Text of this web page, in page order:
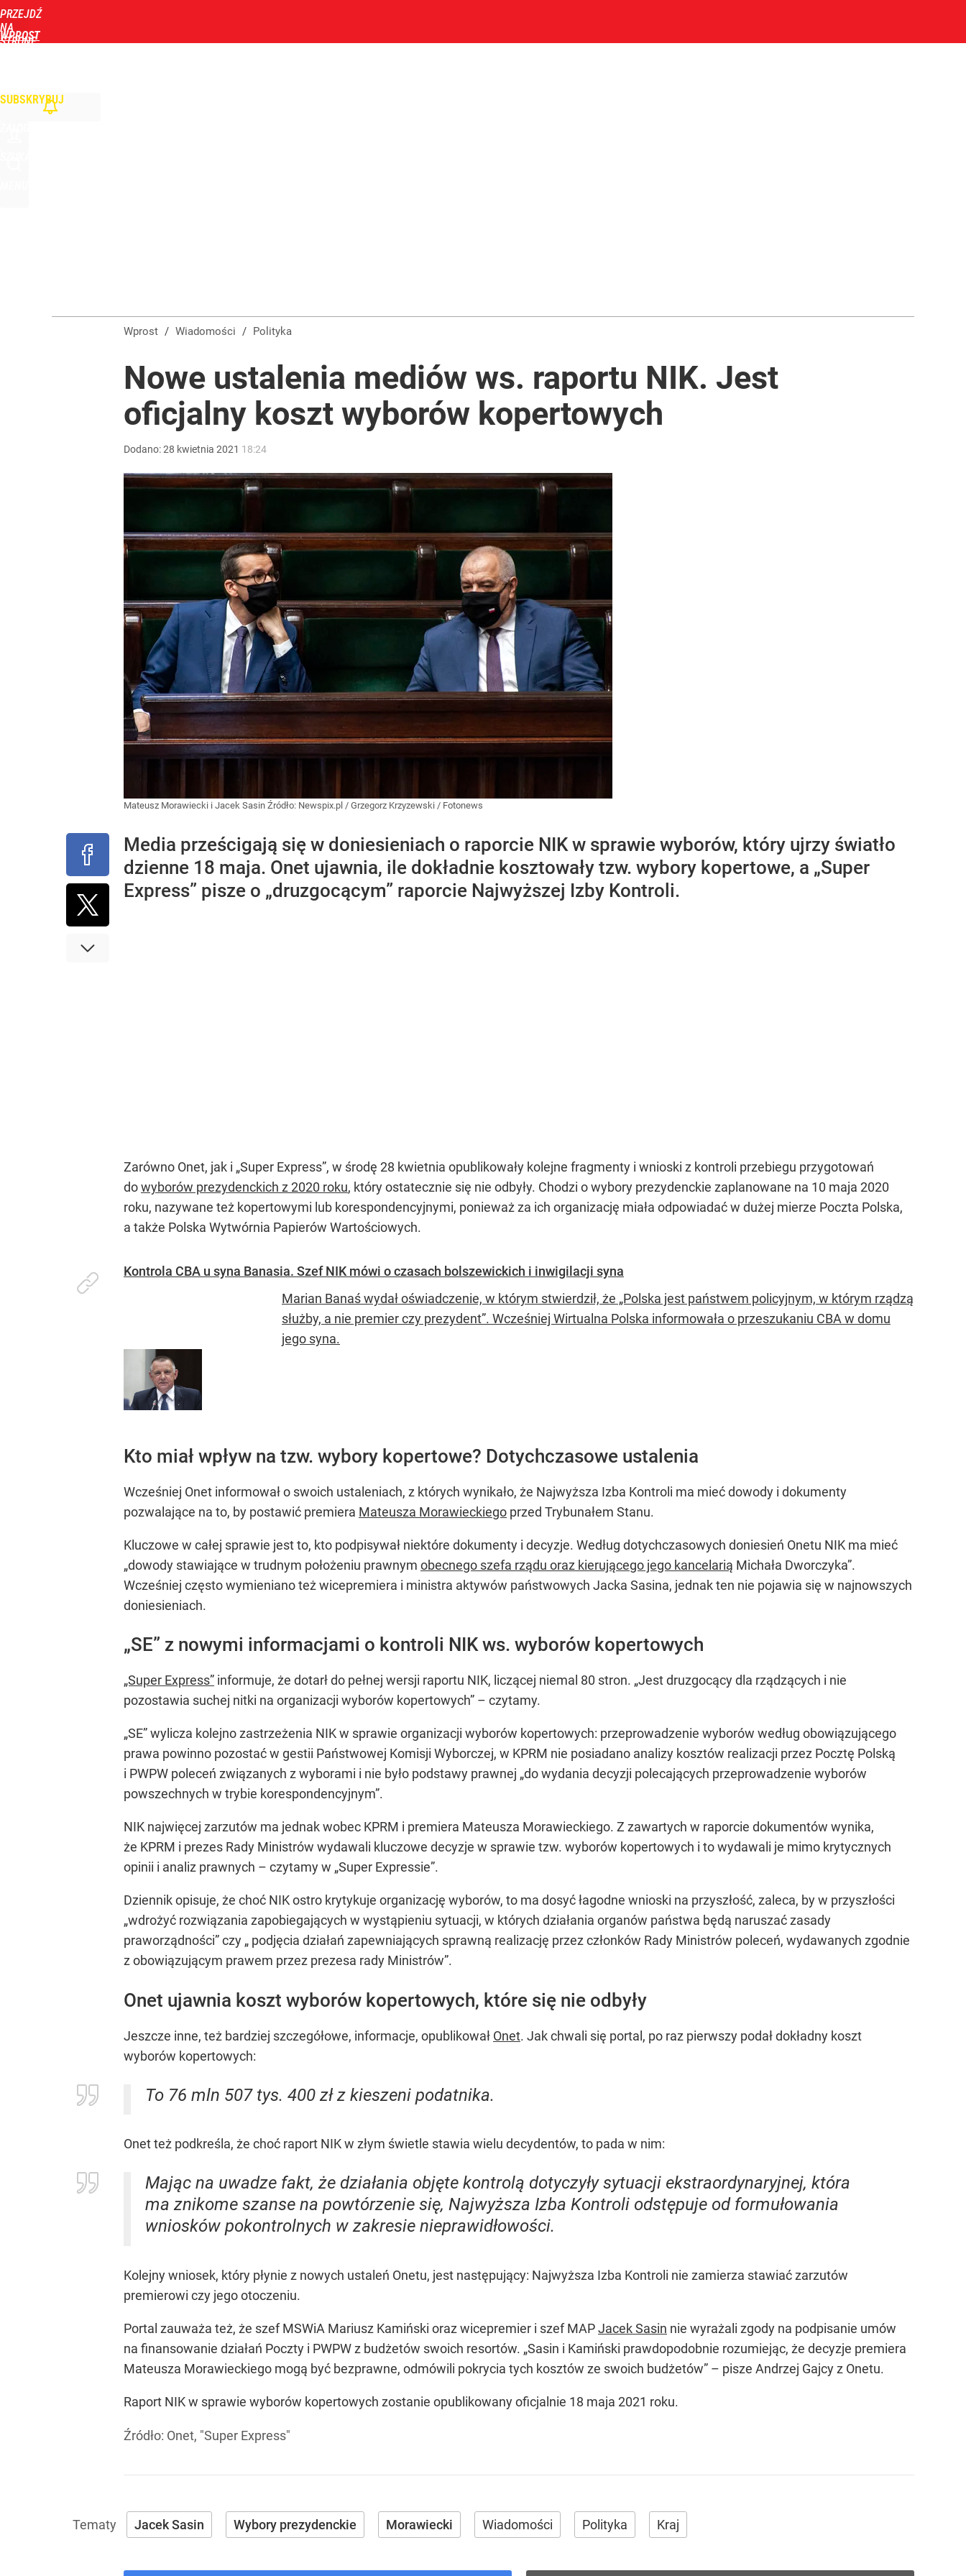
PRZEJDŹ
NA
STRONĘ
WPROST
SUBSKRYBUJ
Wprost / Wiadomości / Polityka
Nowe ustalenia mediów ws. raportu NIK. Jest
oficjalny koszt wyborów kopertowych
Dodano:28 kwietnia 2021 18:24
Mateusz Morawiecki i Jacek Sasin Źródło: Newspix.pl / Grzegorz Krzyzewski / Fotonews
Media prześcigają się w doniesieniach o raporcie NIK w sprawie wyborów, który ujrzy światło
dzienne 18 maja. Onet ujawnia, ile dokładnie kosztowały tzw. wybory kopertowe, a „Super
Express” pisze o „druzgocącym” raporcie Najwyższej Izby Kontroli.
Zarówno Onet, jak i „Super Express”, w środę 28 kwietnia opublikowały kolejne fragmenty i wnioski z kontroli przebiegu przygotowań
dowyborów prezydenckich z 2020 roku, który ostatecznie się nie odbyły. Chodzi o wybory prezydenckie zaplanowane na 10 maja 2020
roku, nazywane też kopertowymi lub korespondencyjnymi, ponieważ za ich organizację miała odpowiadać w dużej mierze Poczta Polska,
a także Polska Wytwórnia Papierów Wartościowych.
Kontrola CBA u syna Banasia. Szef NIK mówi o czasach bolszewickich i inwigilacji syna
Marian Banaś wydał oświadczenie, w którym stwierdził, że „Polska jest państwem policyjnym, w którym rządzą
służby, a nie premier czy prezydent”. Wcześniej Wirtualna Polska informowała o przeszukaniu CBA w domu
jego syna.
Kto miał wpływ na tzw. wybory kopertowe? Dotychczasowe ustalenia
Wcześniej Onet informował o swoich ustaleniach, z których wynikało, że Najwyższa Izba Kontroli ma mieć dowody i dokumenty
pozwalające na to, by postawić premiera Mateusza Morawieckiego przed Trybunałem Stanu.
Kluczowe w całej sprawie jest to, kto podpisywał niektóre dokumenty i decyzje. Według dotychczasowych doniesień Onetu NIK ma mieć
„dowody stawiające w trudnym położeniu prawnym obecnego szefa rządu oraz kierującego jego kancelarią Michała Dworczyka”.
Wcześniej często wymieniano też wicepremiera i ministra aktywów państwowych Jacka Sasina, jednak ten nie pojawia się w najnowszych
doniesieniach.
„SE” z nowymi informacjami o kontroli NIK ws. wyborów kopertowych
„Super Express” informuje, że dotarł do pełnej wersji raportu NIK, liczącej niemal 80 stron. „Jest druzgocący dla rządzących i nie
pozostawia suchej nitki na organizacji wyborów kopertowych” – czytamy.
„SE” wylicza kolejno zastrzeżenia NIK w sprawie organizacji wyborów kopertowych: przeprowadzenie wyborów według obowiązującego
prawa powinno pozostać w gestii Państwowej Komisji Wyborczej, w KPRM nie posiadano analizy kosztów realizacji przez Pocztę Polską
i PWPW poleceń związanych z wyborami i nie było podstawy prawnej „do wydania decyzji polecających przeprowadzenie wyborów
powszechnych w trybie korespondencyjnym”.
NIK najwięcej zarzutów ma jednak wobec KPRM i premiera Mateusza Morawieckiego. Z zawartych w raporcie dokumentów wynika,
że KPRM i prezes Rady Ministrów wydawali kluczowe decyzje w sprawie tzw. wyborów kopertowych i to wydawali je mimo krytycznych
opinii i analiz prawnych – czytamy w „Super Expressie”.
Dziennik opisuje, że choć NIK ostro krytykuje organizację wyborów, to ma dosyć łagodne wnioski na przyszłość, zaleca, by w przyszłości
„wdrożyć rozwiązania zapobiegających w wystąpieniu sytuacji, w których działania organów państwa będą naruszać zasady
praworządności” czy „ podjęcia działań zapewniających sprawną realizację przez członków Rady Ministrów poleceń, wydawanych zgodnie
z obowiązującym prawem przez prezesa rady Ministrów”.
Onet ujawnia koszt wyborów kopertowych, które się nie odbyły
Jeszcze inne, też bardziej szczegółowe, informacje, opublikował Onet. Jak chwali się portal, po raz pierwszy podał dokładny koszt
wyborów kopertowych:
To 76 mln 507 tys. 400 zł z kieszeni podatnika.
Onet też podkreśla, że choć raport NIK w złym świetle stawia wielu decydentów, to pada w nim:
Mając na uwadze fakt, że działania objęte kontrolą dotyczyły sytuacji ekstraordynaryjnej, która
ma znikome szanse na powtórzenie się, Najwyższa Izba Kontroli odstępuje od formułowania
wniosków pokontrolnych w zakresie nieprawidłowości.
Kolejny wniosek, który płynie z nowych ustaleń Onetu, jest następujący: Najwyższa Izba Kontroli nie zamierza stawiać zarzutów
premierowi czy jego otoczeniu.
Portal zauważa też, że szef MSWiA Mariusz Kamiński oraz wicepremier i szef MAPJacek Sasin nie wyrażali zgody na podpisanie umów
na finansowanie działań Poczty i PWPW z budżetów swoich resortów. „Sasin i Kamiński prawdopodobnie rozumiejąc, że decyzje premiera
Mateusza Morawieckiego mogą być bezprawne, odmówili pokrycia tych kosztów ze swoich budżetów” – pisze Andrzej Gajcy z Onetu.
Raport NIK w sprawie wyborów kopertowych zostanie opublikowany oficjalnie 18 maja 2021 roku.
Źródło: Onet, "Super Express"
Jacek Sasin Wybory prezydenckie Morawiecki Wiadomości Polityka Kraj